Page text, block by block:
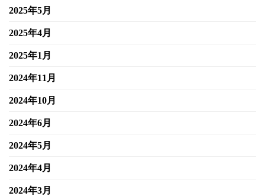
2025年5月
2025年4月
2025年1月
2024年11月
2024年10月
2024年6月
2024年5月
2024年4月
2024年3月